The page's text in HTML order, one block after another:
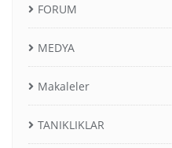
FORUM
MEDYA
Makaleler
TANIKLIKLAR